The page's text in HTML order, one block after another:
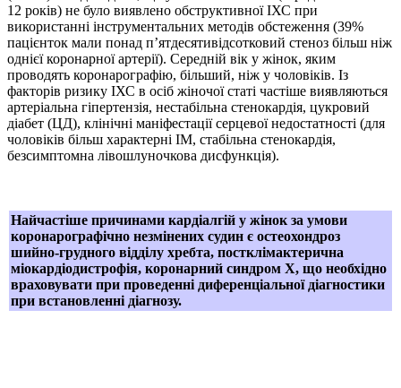
12 років) не було виявлено обструктивної ІХС при
використанні інструментальних методів обстеження (39%
пацієнток мали понад п’ятдесятивідсотковий стеноз більш ніж
однієї коронарної артерії). Середній вік у жінок, яким
проводять коронарографію, більший, ніж у чоловіків. Із
факторів ризику ІХС в осіб жіночої статі частіше виявляються
артеріальна гіпертензія, нестабільна стенокардія, цукровий
діабет (ЦД), клінічні маніфестації серцевої недостатності (для
чоловіків більш характерні ІМ, стабільна стенокардія,
безсимптомна лівошлуночкова дисфункція).
Найчастіше причинами кардіалгій у жінок за умови
коронарографічно незмінених судин є остеохондроз
шийно-грудного відділу хребта, постклімактерична
міокардіодистрофія, коронарний синдром Х, що необхідно
враховувати при проведенні диференціальної діагностики
при встановленні діагнозу.